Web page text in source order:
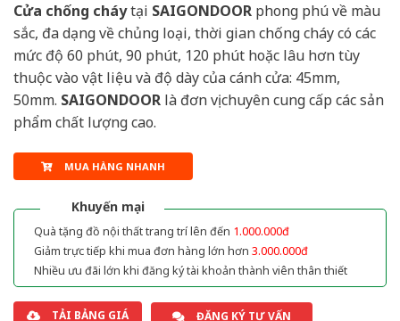
Cửa chống cháytại SAIGONDOOR phong phú về màu
sắc, đa dạng về chủng loại, thời gian chống cháy có các
mức độ 60 phút, 90 phút, 120 phút hoặc lâu hơn tùy
thuộc vào vật liệu và độ dày của cánh cửa: 45mm,
50mm. SAIGONDOOR là đơn vị chuyên cung cấp các sản
phẩm chất lượng cao.
MUA HÀNG NHANH
Khuyến mại
Quà tặng đồ nội thất trang trí lên đến 1.000.000đ
Giảm trực tiếp khi mua đơn hàng lớn hơn 3.000.000đ
Nhiều ưu đãi lớn khi đăng ký tài khoản thành viên thân thiết
TẢI BẢNG GIÁ ĐĂNG KÝ TƯ VẤN